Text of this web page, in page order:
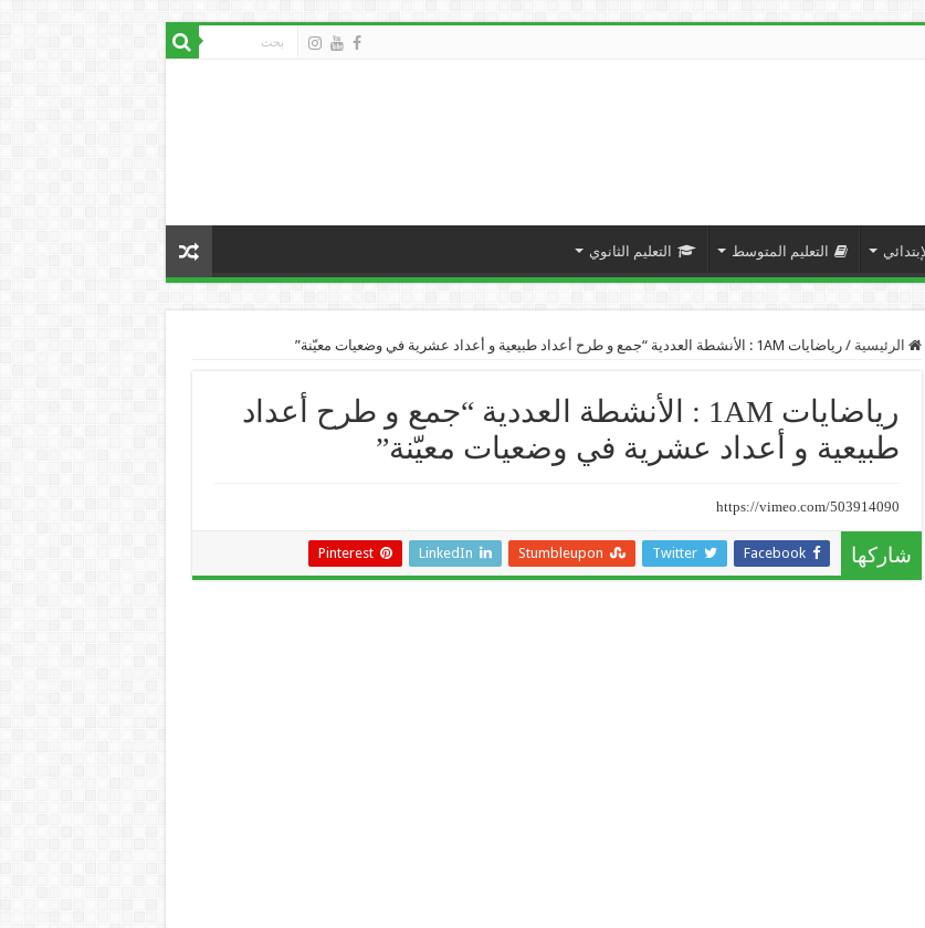
التعليم المتوسط التعليم الثانوي
الرئيسية / رياضايات 1AM : الأنشطة العددية “جمع و طرح أعداد طبيعية و أعداد عشرية في وضعيات معيّنة”
رياضايات 1AM : الأنشطة العددية “جمع و طرح أعداد
طبيعية و أعداد عشرية في وضعيات معيّنة”
https://vimeo.com/503914090
شاركها Facebook
Twitter
Stumbleupon
LinkedIn
Pinterest